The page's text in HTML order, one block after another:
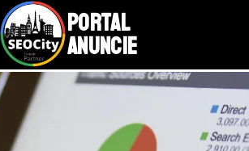
PORTAL
ANUNCIE